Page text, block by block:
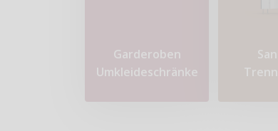
Garderoben
Umkleideschränke